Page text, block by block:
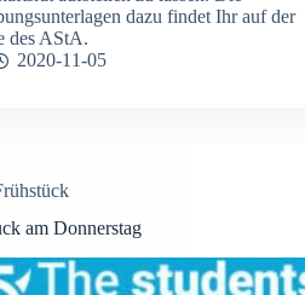
dazu findet Ihr auf der
des AStA.
2020-11-05
am Donnerstag